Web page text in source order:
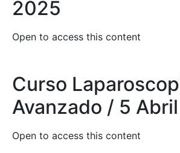
2025
Open to access this content
Curso
Avanzado / 5
Open to access this content